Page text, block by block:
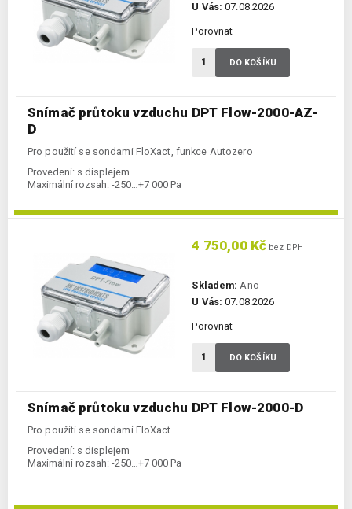
Snímač průtoku vzduchu DPT Flow-2000-AZ-
D
Pro použití se sondami FloXact, funkce Autozero
Provedení: s displejem
Maximální rozsah: -250…+7 000 Pa
U Vás: 07.08.2026
Porovnat
DO KOŠÍKU
Snímač průtoku vzduchu DPT Flow-2000-D
Pro použití se sondami FloXact
Provedení: s displejem
Maximální rozsah: -250…+7 000 Pa
4 750,00 Kč bez DPH
Skladem: Ano
U Vás: 07.08.2026
Porovnat
DO KOŠÍKU